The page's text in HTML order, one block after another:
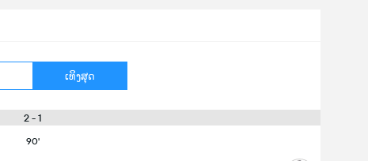
ເທິງສຸດ
2 - 1
90'